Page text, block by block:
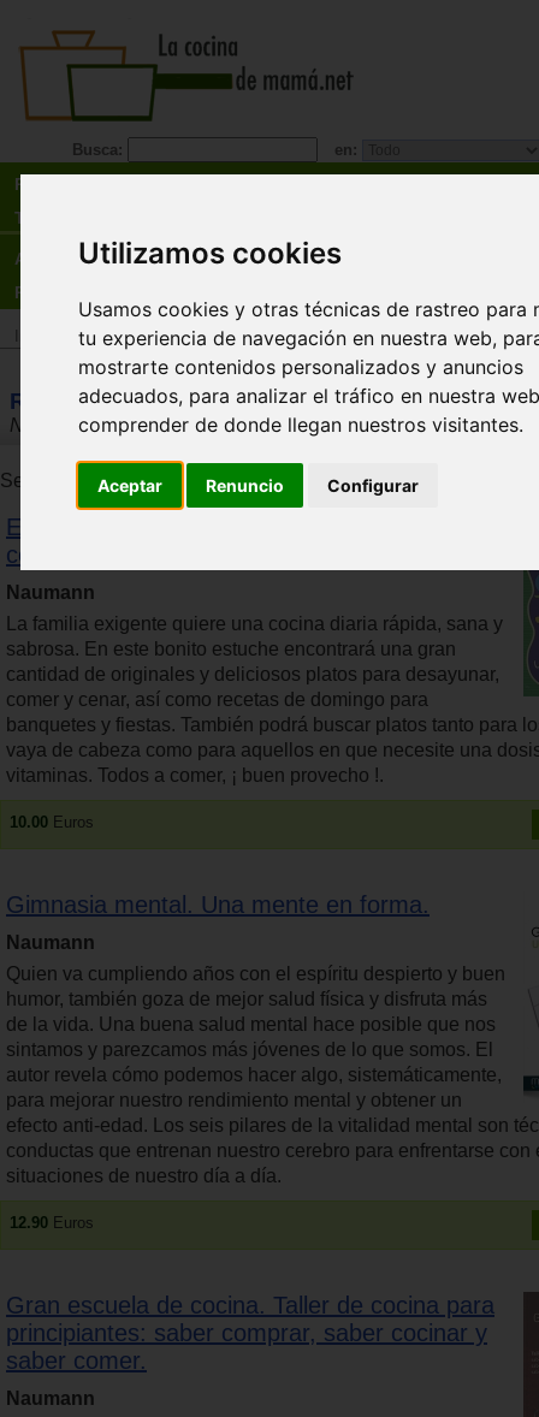
Utilizamos cookies
Usamos cookies y otras técnicas de rastreo para
tu experiencia de navegación en nuestra web,
mostrarte contenidos personalizados y anuncios
adecuados, para analizar el tráfico en nuestra
comprender de donde llegan nuestros visitantes.
Aceptar Renuncio Configurar
Busca: en:
Recetas
Tienda
Actualidad
Registro
Tienda
Resultados de la búsqueda
Naumann
Se han encontrado 6 productos. Se muestran resultados del 1
Estuche de cocina familiar. Una completa
colección de 320 recetas.
Naumann
La familia exigente quiere una cocina diaria rápida, sana y
sabrosa. En este bonito estuche encontrará una gran
cantidad de originales y deliciosos platos para desayunar,
comer y cenar, así como recetas de domingo para
banquetes y fiestas. También podrá buscar platos tanto para
vaya de cabeza como para aquellos en que necesite una
vitaminas. Todos a comer, ¡ buen provecho !.
10.00 Euros
Gimnasia mental. Una mente en forma.
Naumann
Quien va cumpliendo años con el espíritu despierto y buen
humor, también goza de mejor salud física y disfruta más
de la vida. Una buena salud mental hace posible que nos
sintamos y parezcamos más jóvenes de lo que somos. El
autor revela cómo podemos hacer algo, sistemáticamente,
para mejorar nuestro rendimiento mental y obtener un
efecto anti-edad. Los seis pilares de la vitalidad mental son
conductas que entrenan nuestro cerebro para enfrentarse con
situaciones de nuestro día a día.
12.90 Euros
Gran escuela de cocina. Taller de cocina para
principiantes: saber comprar, saber cocinar y
saber comer.
Naumann